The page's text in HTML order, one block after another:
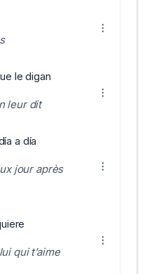
le digan
leur dit
a día
jour après
qui t’aime